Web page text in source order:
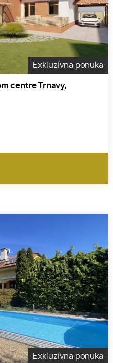
Exkluzívna ponuka
centre Trnavy,
Exkluzívna ponuka